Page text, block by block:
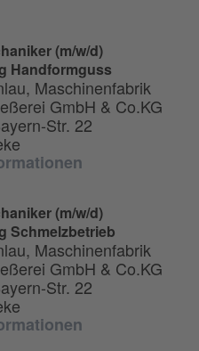
(m/w/d)
Handformguss
Maschinenfabrik
GmbH & Co.KG
Str. 22
(m/w/d)
Schmelzbetrieb
Maschinenfabrik
GmbH & Co.KG
Str. 22